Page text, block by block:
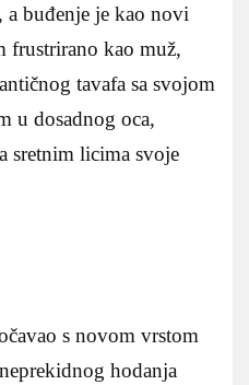
buđenje je kao novi
frustrirano kao muž,
tavafa sa svojom
u dosadnog oca,
sretnim licima svoje
s novom vrstom
hodanja